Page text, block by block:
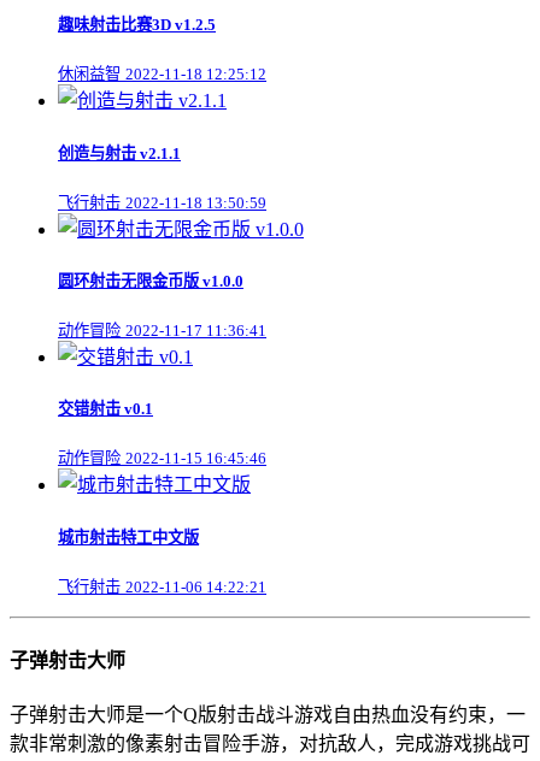
趣味射击比赛3D v1.2.5
休闲益智 2022-11-18 12:25:12
创造与射击 v2.1.1
飞行射击 2022-11-18 13:50:59
圆环射击无限金币版 v1.0.0
动作冒险 2022-11-17 11:36:41
交错射击 v0.1
动作冒险 2022-11-15 16:45:46
城市射击特工中文版
飞行射击 2022-11-06 14:22:21
子弹射击大师
子弹射击大师是一个Q版射击战斗游戏自由热血没有约束，一
款非常刺激的像素射击冒险手游，对抗敌人，完成游戏挑战可